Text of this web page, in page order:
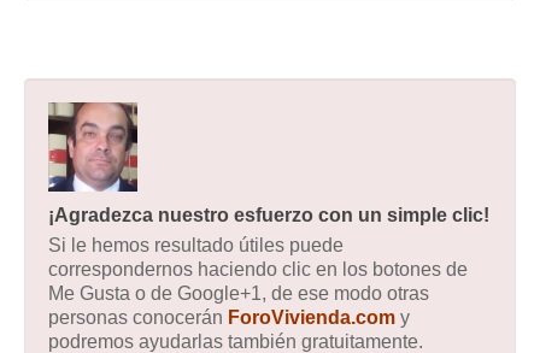
¡Agradezca nuestro esfuerzo con un simple clic!
Si le hemos resultado útiles puede
correspondernos haciendo clic en los botones de
Me Gusta o de Google+1, de ese modo otras
personas conocerán ForoVivienda.com y
podremos ayudarlas también gratuitamente.